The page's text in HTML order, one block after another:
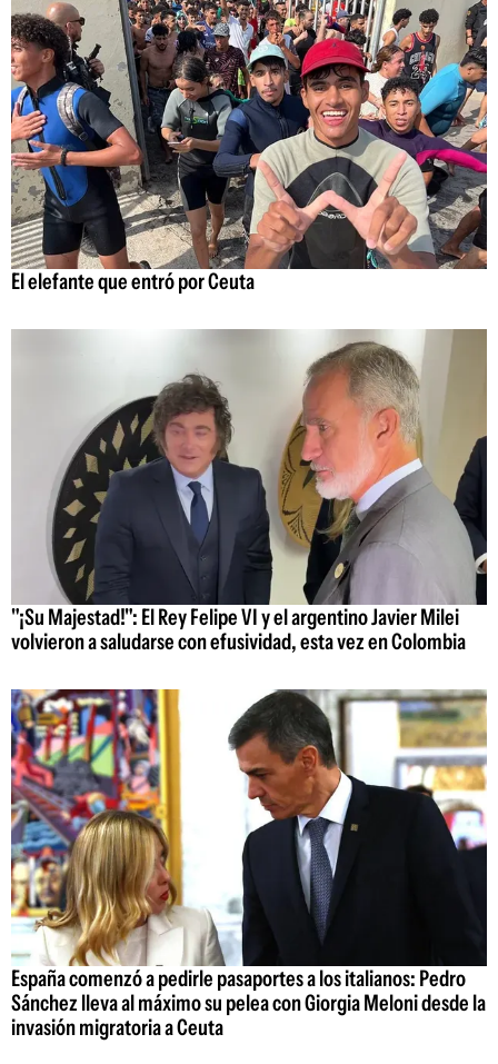
El elefante que entró por Ceuta
"¡Su Majestad!": El Rey Felipe VI y el argentino Javier Milei
volvieron a saludarse con efusividad, esta vez en Colombia
España comenzó a pedirle pasaportes a los italianos: Pedro
Sánchez lleva al máximo su pelea con Giorgia Meloni desde la
invasión migratoria a Ceuta